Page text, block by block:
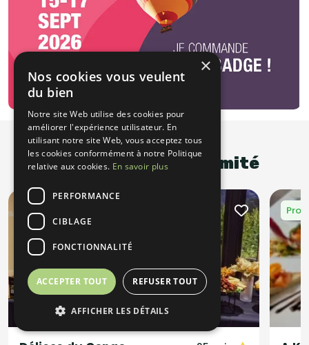
Promotions à proximité
Promotion
×
Nos cookies vous veulent
du bien
Notre site Web utilise des cookies pour
améliorer l'expérience utilisateur. En
utilisant notre site Web, vous acceptez tous
les cookies conformément à notre Politique
relative aux cookies. En savoir plus
PERFORMANCE
CIBLAGE
FONCTIONNALITÉ
ACCEPTER TOUT REFUSER TOUT
AFFICHER LES DÉTAILS